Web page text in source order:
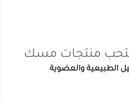
منتجات مسك
الطبيعية والعضوية